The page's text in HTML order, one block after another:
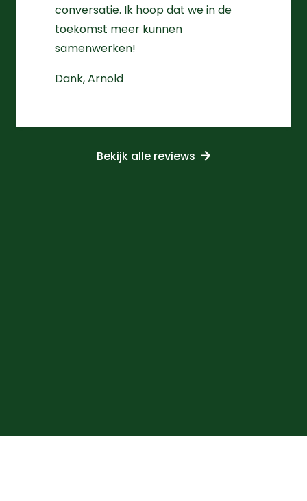
conversatie. Ik hoop dat we in de
toekomst meer kunnen
samenwerken!
Dank, Arnold
Bekijk alle reviews